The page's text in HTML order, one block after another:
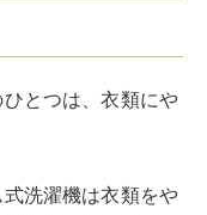
燥機能です。
方式が異なり、電